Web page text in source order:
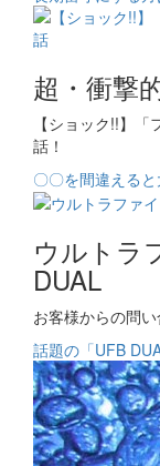
超・衝撃
【ショック!!】
話！
〇〇を間違えると
ウルトラ
DUAL
お客様からの問
話題の「UFB